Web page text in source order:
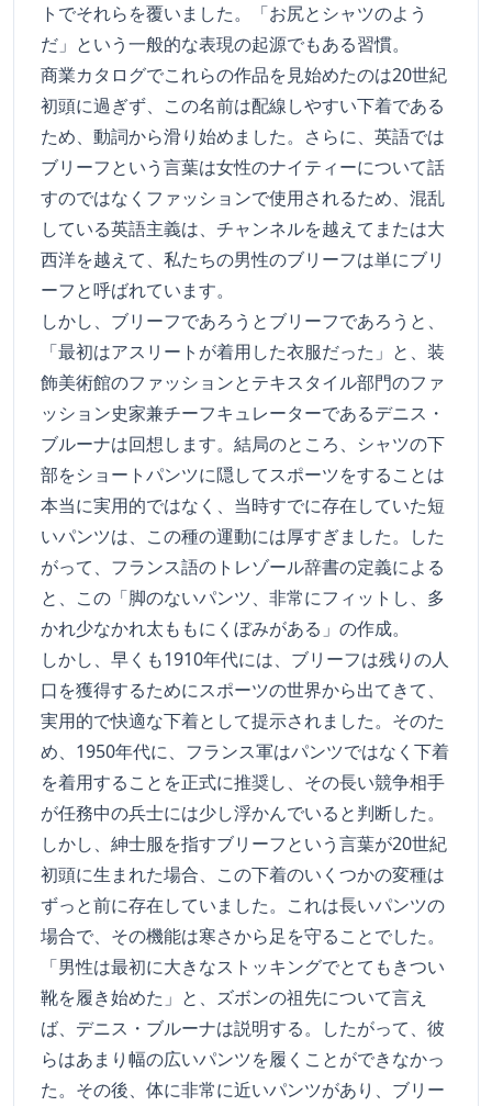
トでそれらを覆いました。「お尻とシャツのよう
だ」という一般的な表現の起源でもある習慣。
商業カタログでこれらの作品を見始めたのは20世紀
初頭に過ぎず、この名前は配線しやすい下着である
ため、動詞から滑り始めました。さらに、英語では
ブリーフという言葉は女性のナイティーについて話
すのではなくファッションで使用されるため、混乱
している英語主義は、チャンネルを越えてまたは大
西洋を越えて、私たちの男性のブリーフは単にブリ
ーフと呼ばれています。
しかし、ブリーフであろうとブリーフであろうと、
「最初はアスリートが着用した衣服だった」と、装
飾美術館のファッションとテキスタイル部門のファ
ッション史家兼チーフキュレーターであるデニス・
ブルーナは回想します。結局のところ、シャツの下
部をショートパンツに隠してスポーツをすることは
本当に実用的ではなく、当時すでに存在していた短
いパンツは、この種の運動には厚すぎました。した
がって、フランス語のトレゾール辞書の定義による
と、この「脚のないパンツ、非常にフィットし、多
かれ少なかれ太ももにくぼみがある」の作成。
しかし、早くも1910年代には、ブリーフは残りの人
口を獲得するためにスポーツの世界から出てきて、
実用的で快適な下着として提示されました。そのた
め、1950年代に、フランス軍はパンツではなく下着
を着用することを正式に推奨し、その長い競争相手
が任務中の兵士には少し浮かんでいると判断した。
しかし、紳士服を指すブリーフという言葉が20世紀
初頭に生まれた場合、この下着のいくつかの変種は
ずっと前に存在していました。これは長いパンツの
場合で、その機能は寒さから足を守ることでした。
「男性は最初に大きなストッキングでとてもきつい
靴を履き始めた」と、ズボンの祖先について言え
ば、デニス・ブルーナは説明する。したがって、彼
らはあまり幅の広いパンツを履くことができなかっ
た。その後、体に非常に近いパンツがあり、ブリー